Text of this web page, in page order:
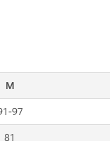
M
97
81